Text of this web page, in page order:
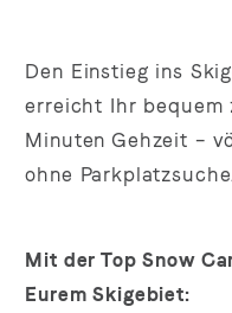
Den Einstieg ins
erreicht Ihr bequem
Minuten Gehzeit –
ohne
Mit der Top Snow
Eurem Skigebiet: